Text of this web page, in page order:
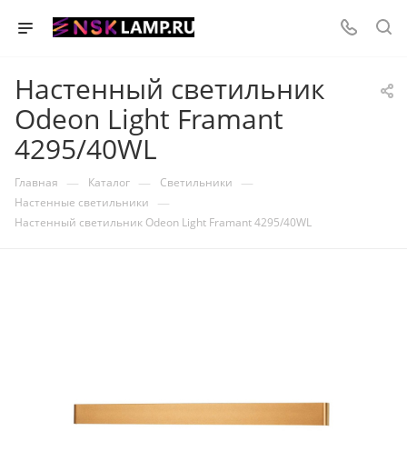
Настенный светильник
Odeon Light Framant
4295/40WL
Главная — Каталог — Светильники —
Настенные светильники —
Настенный светильник Odeon Light Framant 4295/40WL